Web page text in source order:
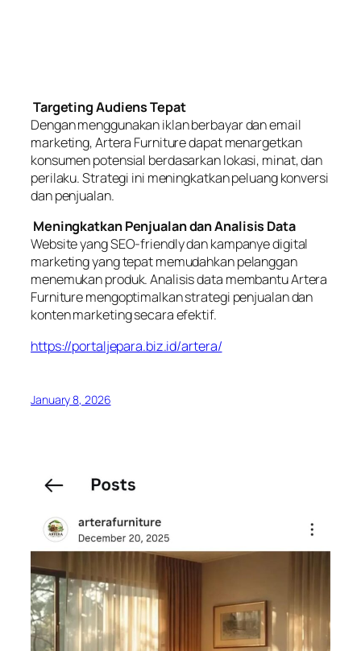
Targeting Audiens Tepat
Dengan menggunakan iklan berbayar dan email
marketing, Artera Furniture dapat menargetkan
konsumen potensial berdasarkan lokasi, minat, dan
perilaku. Strategi ini meningkatkan peluang konversi
dan penjualan.
Meningkatkan Penjualan dan Analisis Data
Website yang SEO-friendly dan kampanye digital
marketing yang tepat memudahkan pelanggan
menemukan produk. Analisis data membantu Artera
Furniture mengoptimalkan strategi penjualan dan
konten marketing secara efektif.
https://portaljepara.biz.id/artera/
January 8, 2026